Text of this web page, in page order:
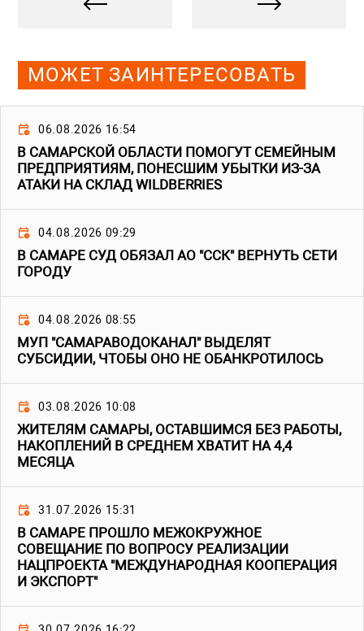
МОЖЕТ ЗАИНТЕРЕСОВАТЬ
06.08.2026 16:54
В САМАРСКОЙ ОБЛАСТИ ПОМОГУТ СЕМЕЙНЫМ
ПРЕДПРИЯТИЯМ, ПОНЕСШИМ УБЫТКИ ИЗ-ЗА
АТАКИ НА СКЛАД WILDBERRIES
04.08.2026 09:29
В САМАРЕ СУД ОБЯЗАЛ АО "ССК" ВЕРНУТЬ СЕТИ
ГОРОДУ
04.08.2026 08:55
МУП "САМАРАВОДОКАНАЛ" ВЫДЕЛЯТ
СУБСИДИИ, ЧТОБЫ ОНО НЕ ОБАНКРОТИЛОСЬ
03.08.2026 10:08
ЖИТЕЛЯМ САМАРЫ, ОСТАВШИМСЯ БЕЗ РАБОТЫ,
НАКОПЛЕНИЙ В СРЕДНЕМ ХВАТИТ НА 4,4
МЕСЯЦА
31.07.2026 15:31
В САМАРЕ ПРОШЛО МЕЖОКРУЖНОЕ
СОВЕЩАНИЕ ПО ВОПРОСУ РЕАЛИЗАЦИИ
НАЦПРОЕКТА "МЕЖДУНАРОДНАЯ КООПЕРАЦИЯ
И ЭКСПОРТ"